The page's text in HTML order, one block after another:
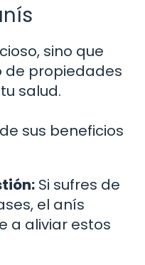
sino que
propiedades
salud.
sus beneficios
Si sufres de
el anís
a aliviar estos